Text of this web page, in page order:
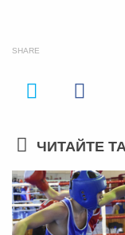
SHARE
ЧИТАЙТЕ